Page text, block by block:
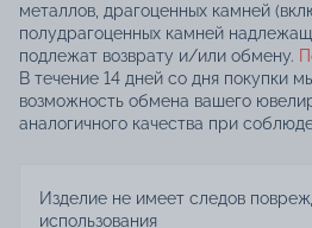
металлов, драгоценных камней
полудрагоценных камней
подлежат возврату и/или обмену.
В течение 14 дней со дня покупки
возможность обмена вашего
аналогичного качества при
Изделие не имеет следов
использования